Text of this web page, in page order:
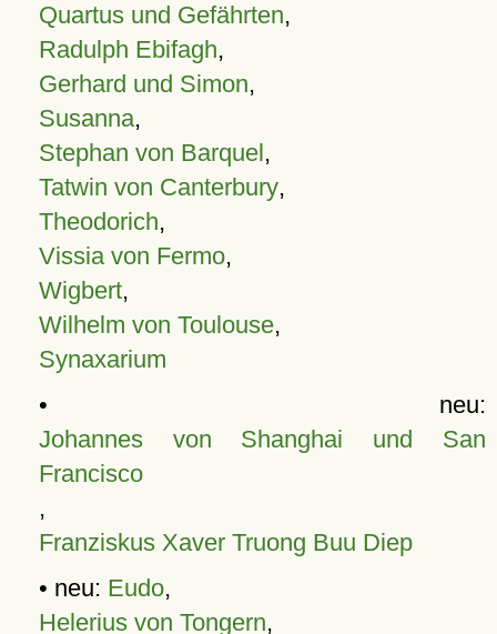
Quartus und Gefährten,
Radulph Ebifagh,
Gerhard und Simon,
Susanna,
Stephan von Barquel,
Tatwin von Canterbury,
Theodorich,
Vissia von Fermo,
Wigbert,
Wilhelm von Toulouse,
Synaxarium
• neu:
Johannes von Shanghai und San
Francisco
,
Franziskus Xaver Truong Buu Diep
• neu: Eudo,
Helerius von Tongern,